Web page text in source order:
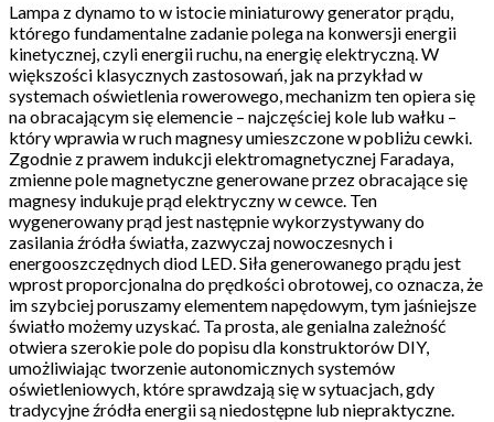
Lampa z dynamo to w istocie miniaturowy generator prądu,
którego fundamentalne zadanie polega na konwersji energii
kinetycznej, czyli energii ruchu, na energię elektryczną. W
większości klasycznych zastosowań, jak na przykład w
systemach oświetlenia rowerowego, mechanizm ten opiera się
na obracającym się elemencie – najczęściej kole lub wałku –
który wprawia w ruch magnesy umieszczone w pobliżu cewki.
Zgodnie z prawem indukcji elektromagnetycznej Faradaya,
zmienne pole magnetyczne generowane przez obracające się
magnesy indukuje prąd elektryczny w cewce. Ten
wygenerowany prąd jest następnie wykorzystywany do
zasilania źródła światła, zazwyczaj nowoczesnych i
energooszczędnych diod LED. Siła generowanego prądu jest
wprost proporcjonalna do prędkości obrotowej, co oznacza, że
im szybciej poruszamy elementem napędowym, tym jaśniejsze
światło możemy uzyskać. Ta prosta, ale genialna zależność
otwiera szerokie pole do popisu dla konstruktorów DIY,
umożliwiając tworzenie autonomicznych systemów
oświetleniowych, które sprawdzają się w sytuacjach, gdy
tradycyjne źródła energii są niedostępne lub niepraktyczne.